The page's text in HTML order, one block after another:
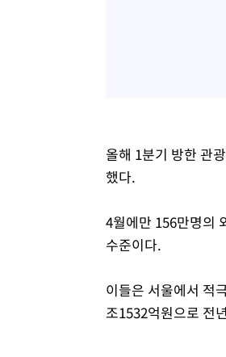
올해 1분기 방한 관
했다.
4월에만 156만명의
수준이다.
이들은 서울에서 적
조1532억원으로 전